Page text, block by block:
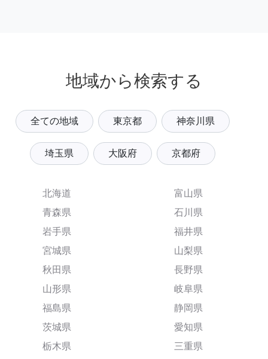
地域から検索する
全ての地域 東京都 神奈川県
埼玉県 大阪府 京都府
北海道
青森県
岩手県
宮城県
秋田県
山形県
福島県
茨城県
栃木県
富山県
石川県
福井県
山梨県
長野県
岐阜県
静岡県
愛知県
三重県